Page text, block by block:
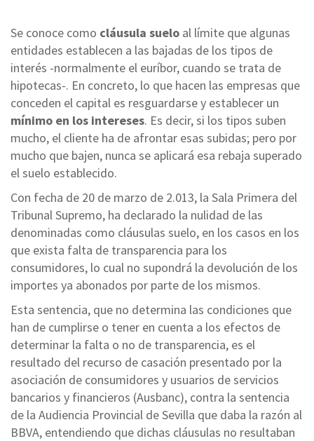
Se conoce como cláusula suelo al límite que algunas
entidades establecen a las bajadas de los tipos de
interés -normalmente el euríbor, cuando se trata de
hipotecas-. En concreto, lo que hacen las empresas que
conceden el capital es resguardarse y establecer un
mínimo en los intereses. Es decir, si los tipos suben
mucho, el cliente ha de afrontar esas subidas; pero por
mucho que bajen, nunca se aplicará esa rebaja superado
el suelo establecido.
Con fecha de 20 de marzo de 2.013, la Sala Primera del
Tribunal Supremo, ha declarado la nulidad de las
denominadas como cláusulas suelo, en los casos en los
que exista falta de transparencia para los
consumidores, lo cual no supondrá la devolución de los
importes ya abonados por parte de los mismos.
Esta sentencia, que no determina las condiciones que
han de cumplirse o tener en cuenta a los efectos de
determinar la falta o no de transparencia, es el
resultado del recurso de casación presentado por la
asociación de consumidores y usuarios de servicios
bancarios y financieros (Ausbanc), contra la sentencia
de la Audiencia Provincial de Sevilla que daba la razón al
BBVA, entendiendo que dichas cláusulas no resultaban